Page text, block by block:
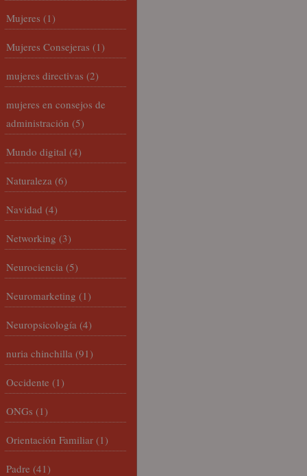
Mujeres (1)
Mujeres Consejeras (1)
mujeres directivas (2)
mujeres en consejos de
administración (5)
Mundo digital (4)
Naturaleza (6)
Navidad (4)
Networking (3)
Neurociencia (5)
Neuromarketing (1)
Neuropsicología (4)
nuria chinchilla (91)
Occidente (1)
ONGs (1)
Orientación Familiar (1)
Padre (41)